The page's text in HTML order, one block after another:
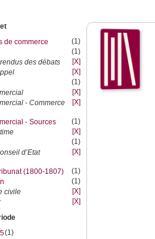
de commerce
(1)
(1)
des débats
[X]
[X]
(1)
[X]
- Commerce
[X]
- Sources
(1)
[X]
(1)
d’Etat
[X]
(1800-1807)
(1)
(1)
civile
[X]
[X]
(1)